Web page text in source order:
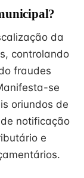
da
controlando
fraudes
se
oriundos de
notificação
e